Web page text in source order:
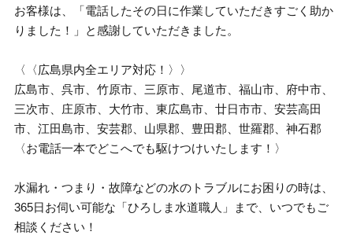
お客様は、「電話したその日に作業していただきすごく助か
りました！」と感謝していただきました。
〈〈広島県内全エリア対応！〉〉
広島市、呉市、竹原市、三原市、尾道市、福山市、府中市、
三次市、庄原市、大竹市、東広島市、廿日市市、安芸高田
市、江田島市、安芸郡、山県郡、豊田郡、世羅郡、神石郡
〈お電話一本でどこへでも駆けつけいたします！〉
水漏れ・つまり・故障などの水のトラブルにお困りの時は、
365日お伺い可能な「ひろしま水道職人」まで、いつでもご
相談ください！